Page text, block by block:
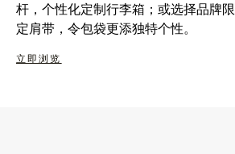
杆，个性化定制行李箱；或选择品牌限
定肩带，令包袋更添独特个性。
立即浏览